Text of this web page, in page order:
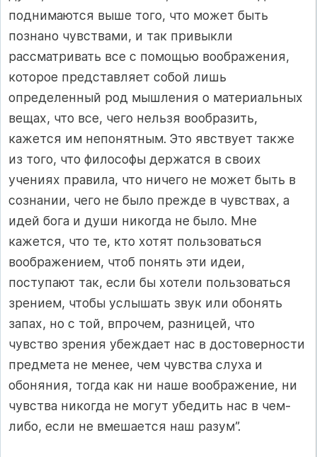
поднимаются выше того, что может быть
познано чувствами, и так привыкли
рассматривать все с помощью воображения,
которое представляет собой лишь
определенный род мышления о материальных
вещах, что все, чего нельзя вообразить,
кажется им непонятным. Это явствует также
из того, что философы держатся в своих
учениях правила, что ничего не может быть в
сознании, чего не было прежде в чувствах, а
идей бога и души никогда не было. Мне
кажется, что те, кто хотят пользоваться
воображением, чтоб понять эти идеи,
поступают так, если бы хотели пользоваться
зрением, чтобы услышать звук или обонять
запах, но с той, впрочем, разницей, что
чувство зрения убеждает нас в достоверности
предмета не менее, чем чувства слуха и
обоняния, тогда как ни наше воображение, ни
чувства никогда не могут убедить нас в чем-
либо, если не вмешается наш разум”.